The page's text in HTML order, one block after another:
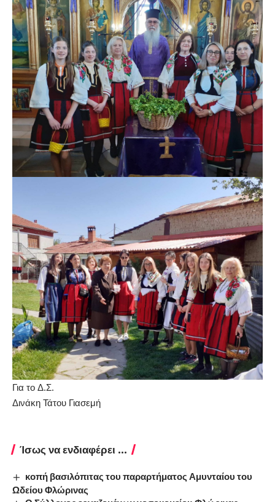
Για το Δ.Σ.
Δινάκη Τάτου Γιασεμή
Ίσως να ενδιαφέρει ...
κοπή βασιλόπιτας του παραρτήματος Αμυνταίου του
Ωδείου Φλώρινας